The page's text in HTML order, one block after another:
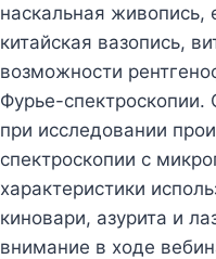
наскальная живопись,
китайская вазопись,
возможности
Фурье-
при исследовании
спектроскопии с
характеристики
киновари, азурита и
внимание в ходе